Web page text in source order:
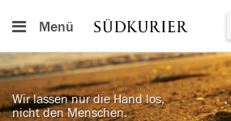
Menü
Wir lassen nur die Hand los,
nicht den Menschen.